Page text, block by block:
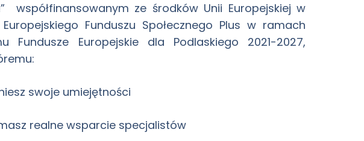
współfinansowanym ze środków Unii Europejskiej w
Funduszu Społecznego Plus w ramach
Fundusze Europejskie dla Podlaskiego 2021-2027,
swoje umiejętności
realne wsparcie specjalistów